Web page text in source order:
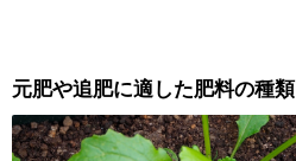
元肥や追肥に適した肥料の種類